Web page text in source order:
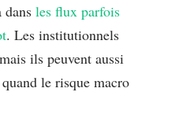
dans les flux parfois
. Les institutionnels
ils peuvent aussi
le risque macro